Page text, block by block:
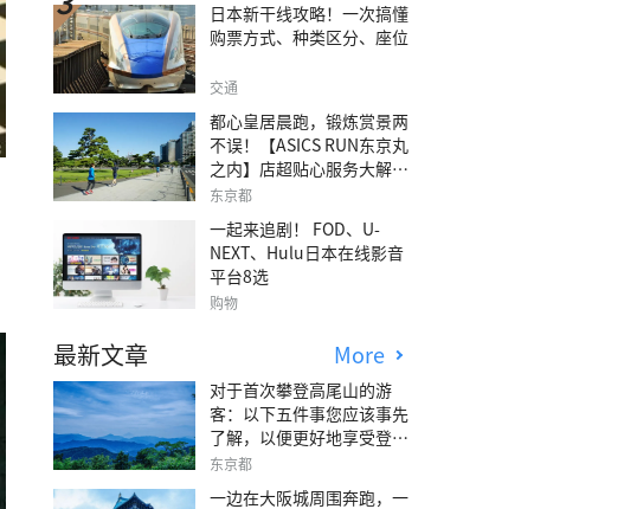
日本新干线攻略！一次搞懂
购票方式、种类区分、座位
交通
都心皇居晨跑，锻炼赏景两
不误！【ASICS RUN东京丸
之内】店超贴心服务大解
析！
东京都
一起来追剧！ FOD、U-
NEXT、Hulu日本在线影音
平台8选
购物
最新文章 More
对于首次攀登高尾山的游
客：以下五件事您应该事先
了解，以便更好地享受登山
之旅。
东京都
一边在大阪城周围奔跑，一